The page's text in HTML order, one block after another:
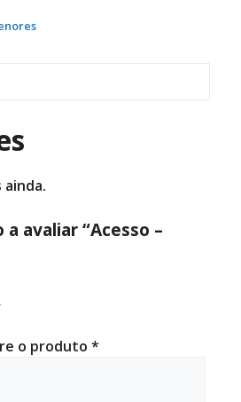
ainda.
avaliar “Acesso –
o produto *